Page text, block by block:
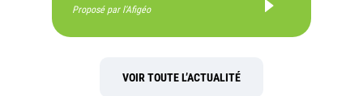
Proposé par l'Afigéo
VOIR TOUTE L’ACTUALITÉ